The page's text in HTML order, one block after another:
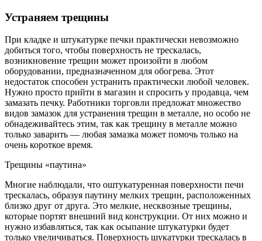
Устраняем трещины
При кладке и штукатурке печки практически невозможно
добиться того, чтобы поверхность не трескалась,
возникновение трещин может произойти в любом
оборудовании, предназначенном для обогрева. Этот
недостаток способен устранить практически любой человек.
Нужно просто прийти в магазин и спросить у продавца, чем
замазать печку. Работники торговли предложат множество
видов замазок для устранения трещин в металле, но особо не
обнадеживайтесь этим, так как трещину в металле можно
только заварить — любая замазка может помочь только на
очень короткое время.
Трещины «паутина»
Многие наблюдали, что оштукатуренная поверхности печи
трескалась, образуя паутину мелких трещин, расположенных
близко друг от друга. Это мелкие, несквозные трещины,
которые портят внешний вид конструкции. От них можно и
нужно избавляться, так как осыпание штукатурки будет
только увеличиваться. Поверхность шукатурки трескалась в